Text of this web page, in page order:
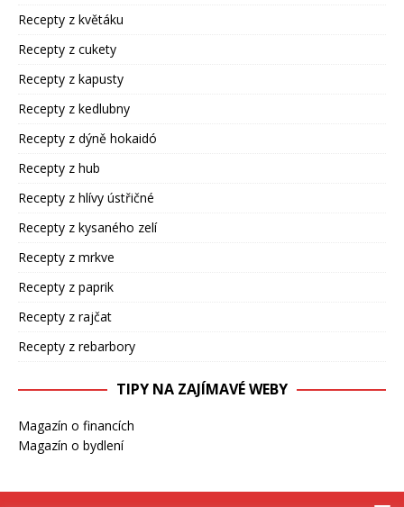
Recepty z květáku
Recepty z cukety
Recepty z kapusty
Recepty z kedlubny
Recepty z dýně hokaidó
Recepty z hub
Recepty z hlívy ústřičné
Recepty z kysaného zelí
Recepty z mrkve
Recepty z paprik
Recepty z rajčat
Recepty z rebarbory
TIPY NA ZAJÍMAVÉ WEBY
Magazín o financích
Magazín o bydlení